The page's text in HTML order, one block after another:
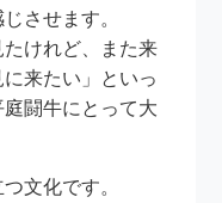
じさせます。
けれど、また来
来たい」といっ
闘牛にとって大
文化です。